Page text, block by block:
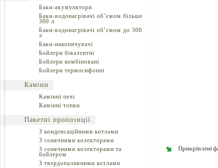
Баки-акумулятори
Баки-водонагрівачі об’ємом більше
300 л
Баки-водонагрівачі об’ємом до 300
л
Баки-накопичувачі
Бойлери бівалентні
Бойлери комбіновані
Бойлери термосифонні
Каміни
Камінні печі
Камінні топки
Пакетні пропозиції
З конденсаційними котлами
З сонячними колекторами
З сонячними колекторами та
бойлером
З твердопаливними котлами
Прикріплені